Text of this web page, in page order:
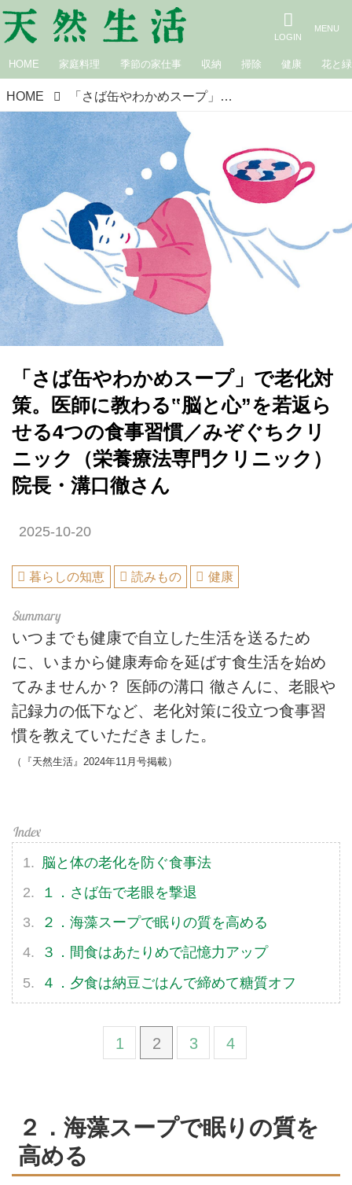
HOME 家庭料理 季節の家仕事 収納 掃除 健康 花と緑
HOME 「さば缶やわかめスープ」で老化対策。医師に教わる‟脳と心”を若返らせる4つの食事習慣／みぞぐちクリニック（栄養療法専門クリニック）院長・溝口徹さん
「さば缶やわかめスープ」で老化対
策。医師に教わる‟脳と心”を若返ら
せる4つの食事習慣／みぞぐちクリ
ニック（栄養療法専門クリニック）
院長・溝口徹さん
2025-10-20
暮らしの知恵 読みもの 健康
いつまでも健康で自立した生活を送るため
に、いまから健康寿命を延ばす食生活を始め
てみませんか？ 医師の溝口 徹さんに、老眼や
記録力の低下など、老化対策に役立つ食事習
慣を教えていただきました。
（『天然生活』2024年11月号掲載）
脳と体の老化を防ぐ食事法
１．さば缶で老眼を撃退
２．海藻スープで眠りの質を高める
３．間食はあたりめで記憶力アップ
４．夕食は納豆ごはんで締めて糖質オフ
1 2 3 4
２．海藻スープで眠りの質を
高める